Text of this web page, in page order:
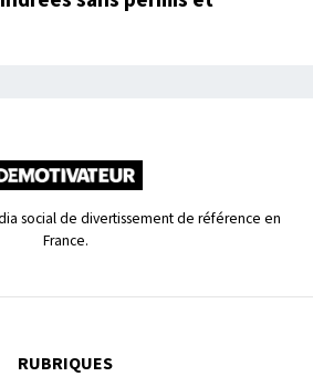
social de divertissement de référence en
France.
RUBRIQUES